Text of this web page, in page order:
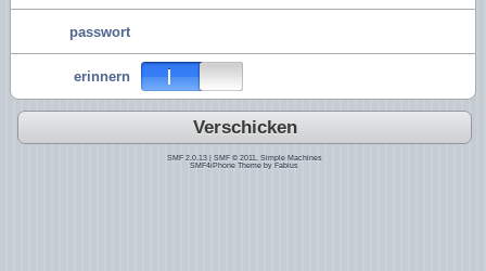
passwort
erinnern
Verschicken
SMF 2.0.13| SMF © 2011
Simple Machines
SMF4iPhone Theme by Fabius